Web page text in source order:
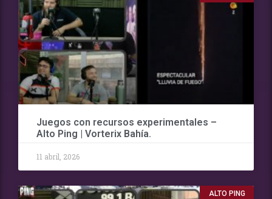
Juegos con recursos experimentales –
Alto Ping | Vorterix Bahía.
11 abril, 2026
ALTO PING